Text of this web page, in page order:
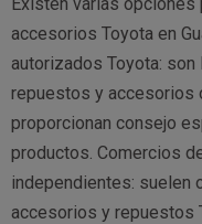
Existen varias
accesorios Toyota en
autorizados Toyota:
repuestos y accesorios
proporcionan consejo
productos. Comercios
independientes: suelen
accesorios y repuestos